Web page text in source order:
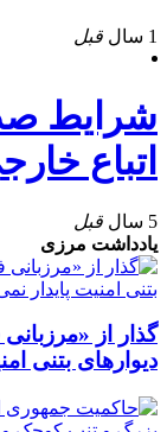
1 سال قبل
شرایط
اتباع
5 سال
قبل
یادداشت مرزی
گذار از
دیوارهای بتنی